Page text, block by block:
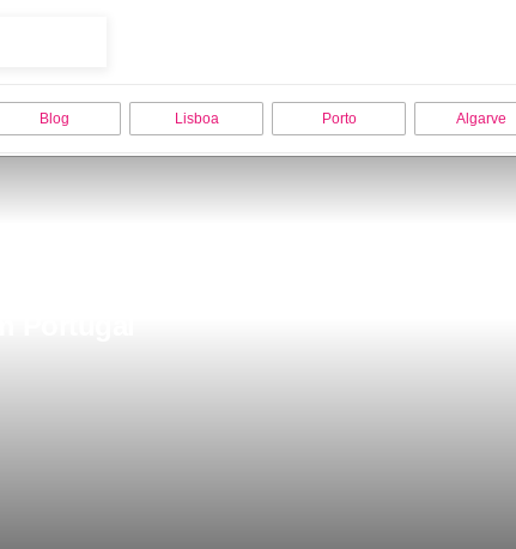
Blog Lisboa Porto Algarve